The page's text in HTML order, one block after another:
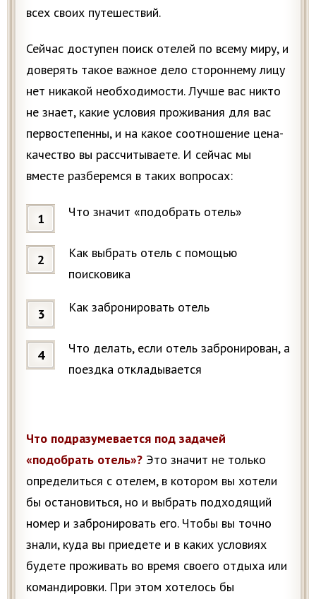
всех своих путешествий.
Сейчас доступен поиск отелей по всему миру, и
доверять такое важное дело стороннему лицу
нет никакой необходимости. Лучше вас никто
не знает, какие условия проживания для вас
первостепенны, и на какое соотношение цена-
качество вы рассчитываете. И сейчас мы
вместе разберемся в таких вопросах:
Что значит «подобрать отель»
Как выбрать отель с помощью
поисковика
Как забронировать отель
Что делать, если отель забронирован, а
поездка откладывается
Что подразумевается под задачей
«подобрать отель»? Это значит не только
определиться с отелем, в котором вы хотели
бы остановиться, но и выбрать подходящий
номер и забронировать его. Чтобы вы точно
знали, куда вы приедете и в каких условиях
будете проживать во время своего отдыха или
командировки. При этом хотелось бы